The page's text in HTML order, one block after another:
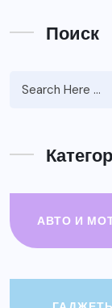
Поиск
АВТО И